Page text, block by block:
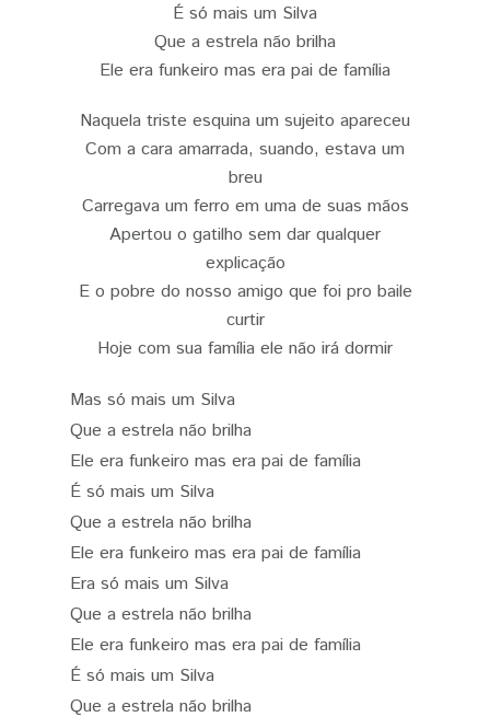
É só mais um Silva
Que a estrela não brilha
Ele era funkeiro mas era pai de família
Naquela triste esquina um sujeito apareceu
Com a cara amarrada, suando, estava um
breu
Carregava um ferro em uma de suas mãos
Apertou o gatilho sem dar qualquer
explicação
E o pobre do nosso amigo que foi pro baile
curtir
Hoje com sua família ele não irá dormir
Mas só mais um Silva
Que a estrela não brilha
Ele era funkeiro mas era pai de família
É só mais um Silva
Que a estrela não brilha
Ele era funkeiro mas era pai de família
Era só mais um Silva
Que a estrela não brilha
Ele era funkeiro mas era pai de família
É só mais um Silva
Que a estrela não brilha